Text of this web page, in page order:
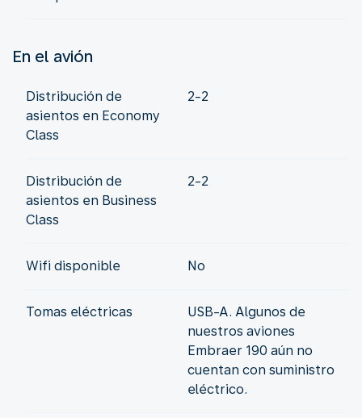
En el avión
Distribución de
asientos en Economy
Class
2-2
Distribución de
asientos en Business
Class
2-2
Wifi disponible No
Tomas eléctricas
USB-A. Algunos de
nuestros aviones
Embraer 190 aún no
cuentan con suministro
eléctrico.